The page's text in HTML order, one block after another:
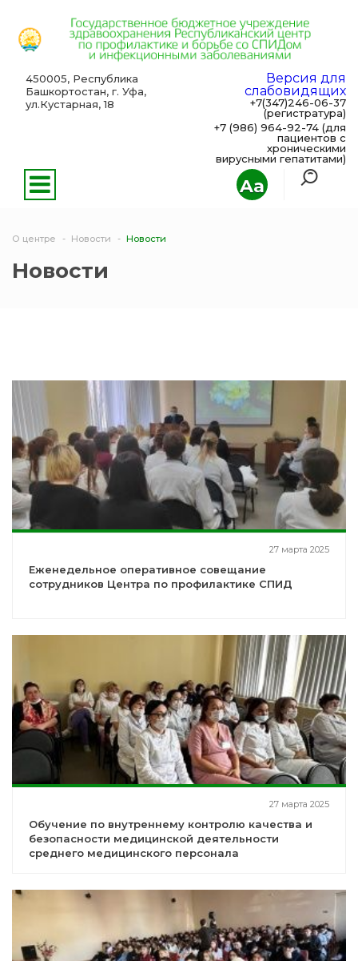
Aa
450005, Республика
Башкортостан, г. Уфа,
ул.Кустарная, 18
Версия для
слабовидящих
+7(347)246-06-37
(регистратура)
+7 (986) 964-92-74 (для
пациентов с
хроническими
вирусными гепатитами)
О центре Новости Новости
Новости
27 марта 2025
Еженедельное оперативное совещание
сотрудников Центра по профилактике СПИД
27 марта 2025
Обучение по внутреннему контролю качества и
безопасности медицинской деятельности
среднего медицинского персонала